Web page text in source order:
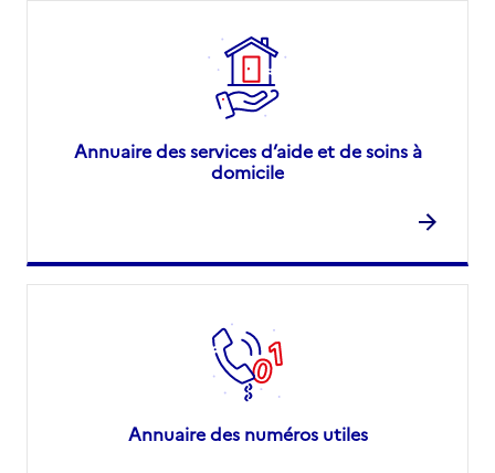
Annuaire des services d’aide et de soins à
domicile
Annuaire des numéros utiles